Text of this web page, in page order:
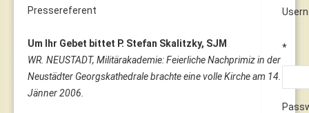
*
Pressereferent
Um Ihr Gebet bittet P. Stefan Skalitzky, SJM
WR. NEUSTADT, Militärakademie: Feierliche Nachprimiz in der
Neustädter Georgskathedrale brachte eine volle Kirche am 14.
Jänner 2006.